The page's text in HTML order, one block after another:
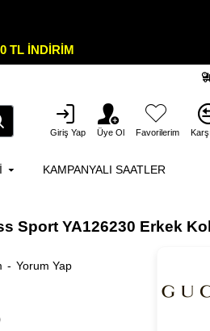
TL İNDİRİM
Giriş Yap Üye Ol Favorilerim
KAMPANYALI SAATLER
Sport YA126230 Erkek
- Yorum Yap